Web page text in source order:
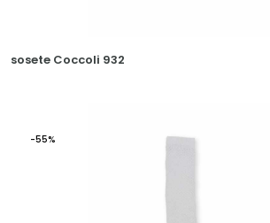
sosete Coccoli 932
-55%